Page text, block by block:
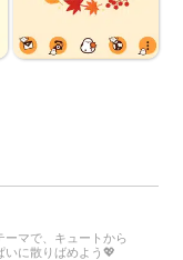
ーマで、キュートから
いに散りばめよう💖